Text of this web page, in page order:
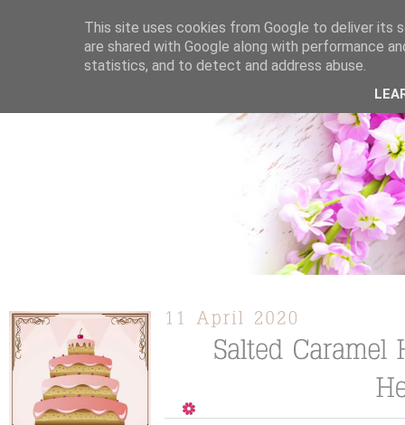
ÜBER MICH KOOPERATION TORTEN / KUCHEN /
This site uses cookies from Google to deliver its
are shared with Google along with performance
statistics, and to detect and address abuse.